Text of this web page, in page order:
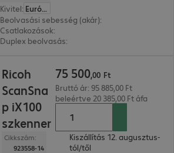
Kivitel:
Európa
Beolvasási sebesség (akár):
Csatlakozások:
Duplex beolvasás:
Ricoh
ScanSna
p iX100
szkenner
Cikkszám:
923558-14
75 500,00 Ft
Bruttó ár: 95 885,00 Ft
beleértve 20 385,00 Ft áfa
Kiszállítás 12. augusztus-
tól/től